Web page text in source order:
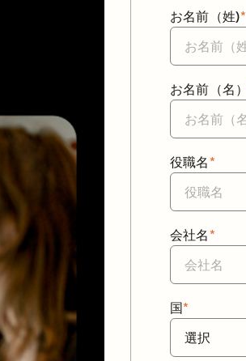
*
お名前（姓)
お名前（名）
*
役職名
*
会社名
*
国